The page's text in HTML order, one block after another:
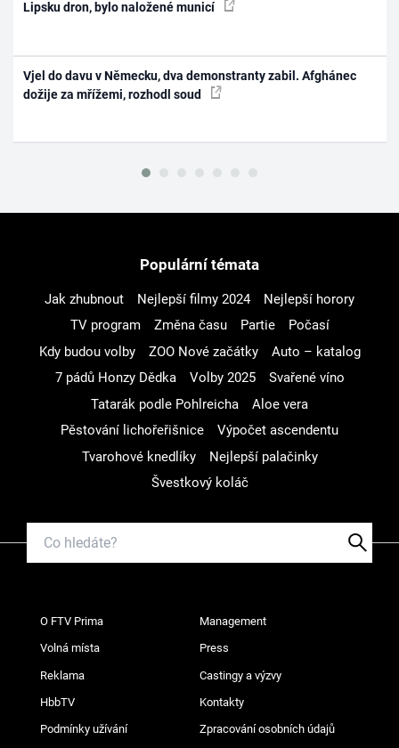
Lipsku dron, bylo naložené municí
Vjel do davu v Německu, dva demonstranty zabil. Afghánec
dožije za mřížemi, rozhodl soud
Populární témata
Jak zhubnout Nejlepší filmy 2024
Nejlepší horory
TV program
Změna času Partie
Počasí
Kdy budou volby
ZOO Nové začátky
Auto – katalog
7 pádů Honzy Dědka
Volby 2025
Svařené víno
Tatarák podle Pohlreicha
Aloe vera
Pěstování lichořeřišnice
Výpočet ascendentu
Tvarohové knedlíky
Nejlepší palačinky
Švestkový koláč
O FTV Prima Management
Volná místa Press
Reklama Castingy a výzvy
HbbTV Kontakty
Podmínky užívání Zpracování osobních údajů